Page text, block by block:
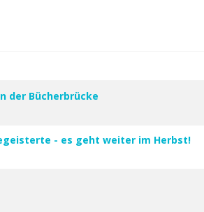
der Bücherbrücke
- es geht weiter im Herbst!